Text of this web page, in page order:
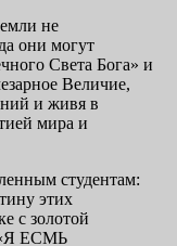
не
они могут
Света Бога» и
Величие,
и живя в
мира и
студентам:
этих
с золотой
«Я ЕСМЬ